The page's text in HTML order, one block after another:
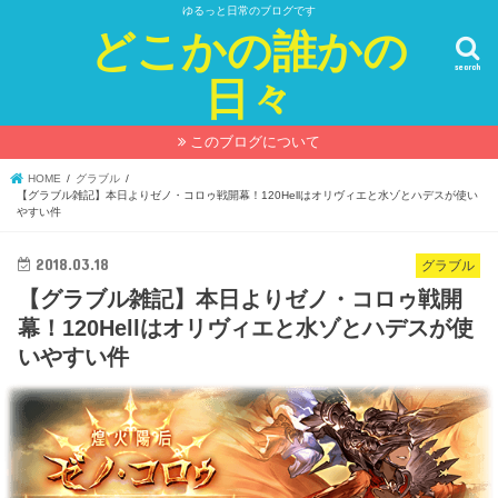
ゆるっと日常のブログです
どこかの誰かの
日々
search
このブログについて
HOME
グラブル
【グラブル雑記】本日よりゼノ・コロゥ戦開幕！120Hellはオリヴィエと水ゾとハデスが使い
やすい件
グラブル
2018.03.18
【グラブル雑記】本日よりゼノ・コロゥ戦開
幕！120Hellはオリヴィエと水ゾとハデスが使
いやすい件